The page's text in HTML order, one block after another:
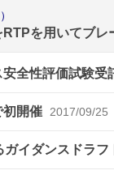
を用いてブ
全性評価試験受
初開催 2017/09/25
ガイダンスドラ